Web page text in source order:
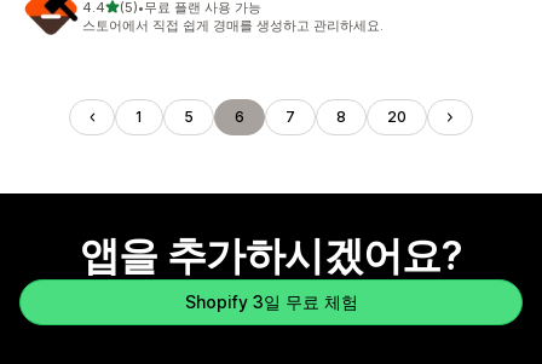
4.4별 5개 중
(5)
총 리뷰 5개
•무료 플랜 사용 가능
스토어에서 직접 쉽게 경매를 생성하고 관리하세요.
1 5 6 7 8 20
앱을 추가하시겠어요?
Shopify 3일 무료 체험